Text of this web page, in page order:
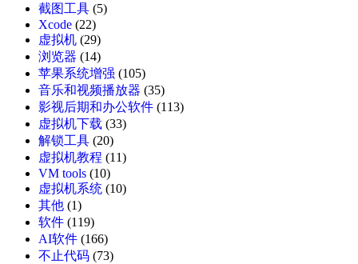
截图工具 (5)
Xcode (22)
虚拟机 (29)
浏览器 (14)
苹果系统增强 (105)
音乐和视频播放器 (35)
影视后期和办公软件 (113)
虚拟机下载 (33)
解锁工具 (20)
虚拟机教程 (11)
VM tools (10)
虚拟机系统 (10)
其他 (1)
软件 (119)
AI软件 (166)
不止代码 (73)